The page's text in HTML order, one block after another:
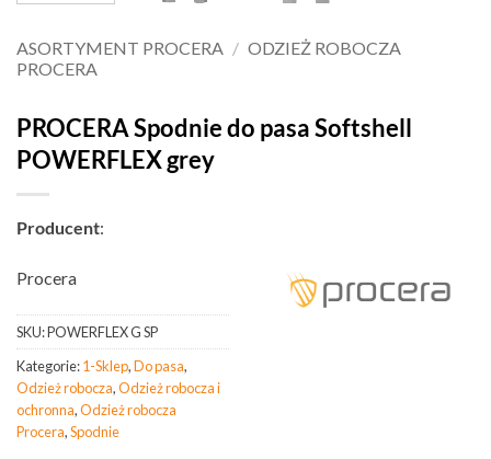
ASORTYMENT PROCERA / ODZIEŻ ROBOCZA
PROCERA
PROCERA Spodnie do pasa Softshell
POWERFLEX grey
Producent:
Procera
SKU:POWERFLEX G SP
Kategorie:1-Sklep,Do pasa,
Odzież robocza,Odzież robocza i
ochronna,Odzież robocza
Procera,Spodnie